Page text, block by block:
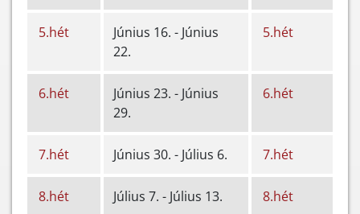
5.hét
Június 16. - Június
22.
5.hét
6.hét
Június 23. - Június
29.
6.hét
7.hét Június 30. - Július 6. 7.hét
8.hét Július 7. - Július 13. 8.hét